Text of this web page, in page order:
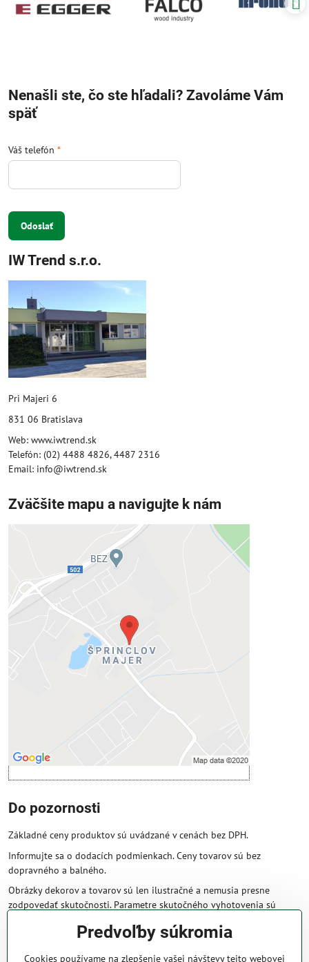
Nenašli ste, čo ste hľadali? Zavoláme Vám
späť
Váš telefón *
Odoslať
IW Trend s.r.o.
Pri Majeri 6
831 06 Bratislava
Web: www.iwtrend.sk
Telefón: (02) 4488 4826, 4487 2316
Email: info@iwtrend.sk
Zväčšite mapu a navigujte k nám
Externý obsah je blokovaný
Prajete si načítať externý obsah?
Povoliť tentokrát
Povoliť a zapamätať - súhlas s druhom
cookie: Funkčné
Otvoriť obsah v novom okne
Do pozornosti
Základné ceny produktov sú uvádzané v cenách bez DPH.
Informujte sa o dodacích podmienkach. Ceny tovarov sú bez
dopravného a balného.
Obrázky dekorov a tovarov sú len ilustračné a nemusia presne
zodpovedať skutočnosti. Parametre skutočného vyhotovenia sú
Obchodné podmienky
Predvoľby súkromia
Cookies používame na zlepšenie vašej návštevy tejto webovej